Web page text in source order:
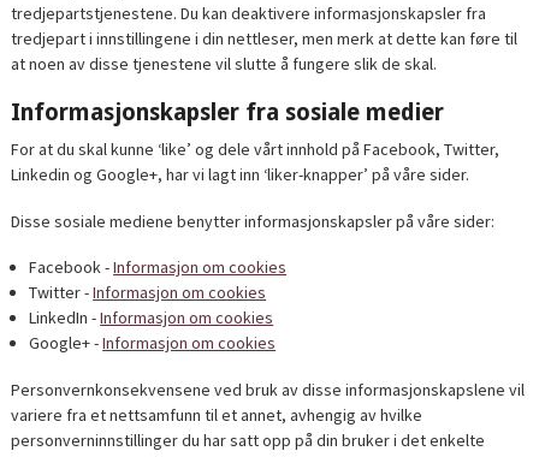
tredjepartstjenestene. Du kan deaktivere informasjonskapsler fra
tredjepart i innstillingene i din nettleser, men merk at dette kan føre til
at noen av disse tjenestene vil slutte å fungere slik de skal.
Informasjonskapsler fra sosiale medier
For at du skal kunne ‘like’ og dele vårt innhold på Facebook, Twitter,
Linkedin og Google+, har vi lagt inn ‘liker-knapper’ på våre sider.
Disse sosiale mediene benytter informasjonskapsler på våre sider:
Facebook -Informasjon om cookies
Twitter -Informasjon om cookies
LinkedIn -Informasjon om cookies
Google+ -Informasjon om cookies
Personvernkonsekvensene ved bruk av disse informasjonskapslene vil
variere fra et nettsamfunn til et annet, avhengig av hvilke
personverninnstillinger du har satt opp på din bruker i det enkelte